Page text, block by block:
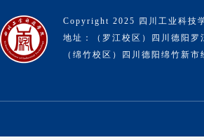
Copyright 2025 四川工业科
地址：（罗江校区）四川德阳
（绵竹校区）四川德阳绵竹新